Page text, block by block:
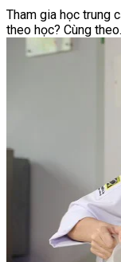
Tham gia học trung
theo học? Cùng